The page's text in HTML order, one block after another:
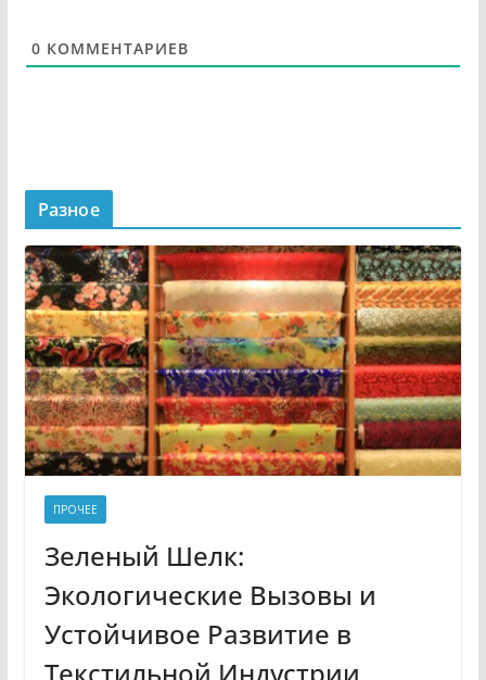
0 КОММЕНТАРИЕВ
Разное
ПРОЧЕЕ
Зеленый Шелк:
Экологические Вызовы и
Устойчивое Развитие в
Текстильной Индустрии